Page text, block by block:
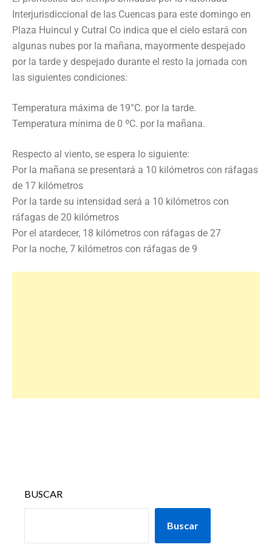
Interjurisdiccional de las Cuencas para este domingo en
Plaza Huincul y Cutral Co indica que el cielo estará con
algunas nubes por la mañana, mayormente despejado
por la tarde y despejado durante el resto la jornada con
las siguientes condiciones:
Temperatura máxima de 19°C. por la tarde.
Temperatura mínima de 0 ºC. por la mañana.
Respecto al viento, se espera lo siguiente:
Por la mañana se presentará a 10 kilómetros con ráfagas
de 17 kilómetros
Por la tarde su intensidad será a 10 kilómetros con
ráfagas de 20 kilómetros
Por el atardecer, 18 kilómetros con ráfagas de 27
Por la noche, 7 kilómetros con ráfagas de 9
BUSCAR
Buscar